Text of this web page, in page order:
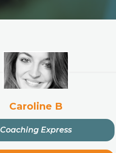
Caroline B
Coaching Express